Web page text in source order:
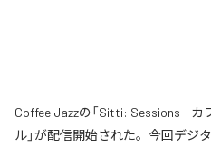
Coffee Jazzの「Sitti: Sessions -
ル」が配信開始された。今回デジ